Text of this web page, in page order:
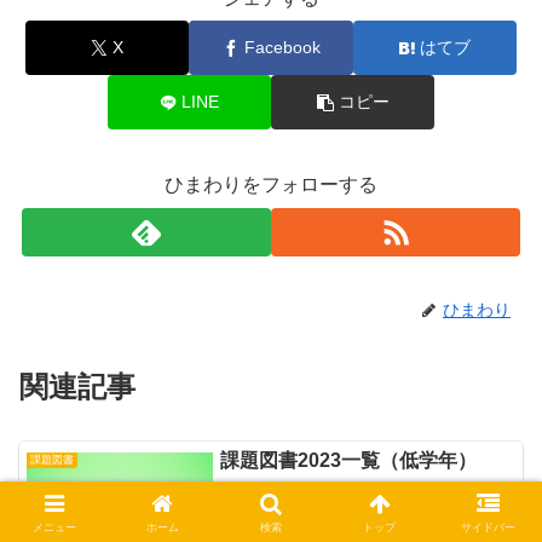
X Facebook はてブ
LINE コピー
ひまわりをフォローする
ひまわり
関連記事
課題図書 課題図書2023一覧（低学年）
2023年度の課題図書が発表されていま
す。本の専門家の先生が、新しく出版さ
れた本の中から年齢に合わせて、感動を
メニュー ホーム 検索 トップ サイドバー